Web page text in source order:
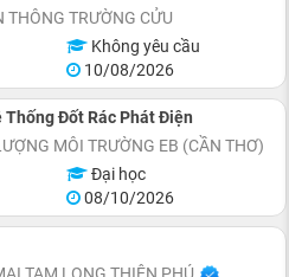
THÔNG TRƯỜNG CỬU
Không yêu cầu
10/08/2026
Thống Đốt Rác Phát Điện
MÔI TRƯỜNG EB (CẦN THƠ)
Đại học
08/10/2026